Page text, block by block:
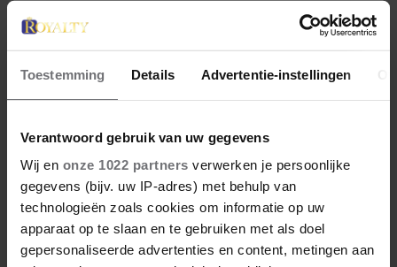
Toestemming Details Advertentie-instellingen
Verantwoord gebruik van uw gegevens
Wij en onze 1022 partners verwerken je persoonlijke
gegevens (bijv. uw IP-adres) met behulp van
technologieën zoals cookies om informatie op uw
apparaat op te slaan en te gebruiken met als doel
gepersonaliseerde advertenties en content, metingen aan
Waterijsjes, softijs, roomijs: het ene ijsje is
gezonder dan het andere. Voor welk ijs moet
je kiezen als je minder calorieën wilt
Denise Delgado